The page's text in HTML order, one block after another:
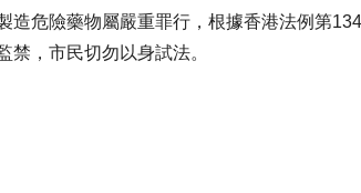
造危險藥物屬嚴重罪行，根據香港法例第
禁，市民切勿以身試法。